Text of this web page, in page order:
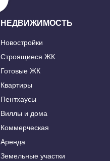
НЕДВИЖИМОСТЬ
Новостройки
Строящиеся ЖК
Готовые ЖК
Квартиры
Пентхаусы
Виллы и дома
Коммерческая
Аренда
Земельные участки